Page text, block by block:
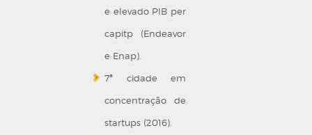
e elevado PIB per
capitp (Endeavor
e Enap).
7ª cidade em
concentração de
startups (2016).